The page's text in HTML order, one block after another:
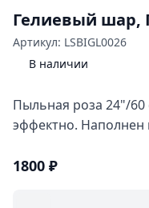
Гелиевый шар,
Артикул: LSBIGL0026
В наличии
Пыльная роза 24"/
эффектно. Наполнен
1800 ₽